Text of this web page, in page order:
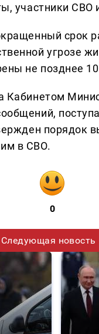
участники СВО
срок
угрозе
не позднее 10
Кабинетом
порядок
в СВО.
0
Следующая новость